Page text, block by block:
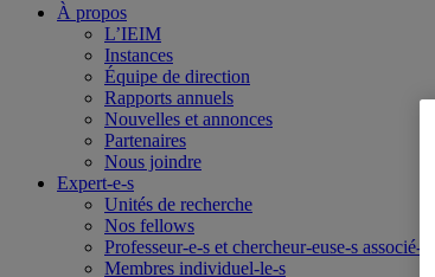
À propos
L’IEIM
Instances
Équipe de direction
Rapports annuels
Nouvelles et annonces
Partenaires
Nous joindre
Expert-e-s
Unités de recherche
Nos fellows
Professeur-e-s et chercheur-euse-s associé-e-s
Membres individuel-le-s